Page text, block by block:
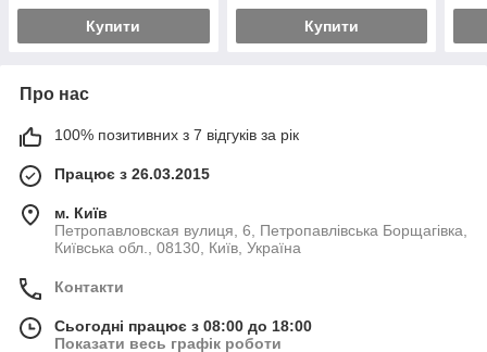
Купити Купити
Про нас
100% позитивних з 7 відгуків за рік
Працює з 26.03.2015
м. Київ
Петропавловская вулиця, 6, Петропавлівська Борщагівка,
Київська обл., 08130, Київ, Україна
Контакти
Сьогодні працює з 08:00 до 18:00
Показати весь графік роботи